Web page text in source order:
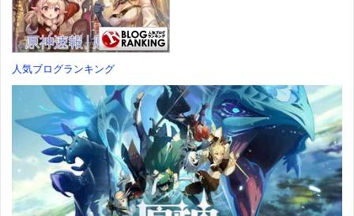
人気ブログランキング